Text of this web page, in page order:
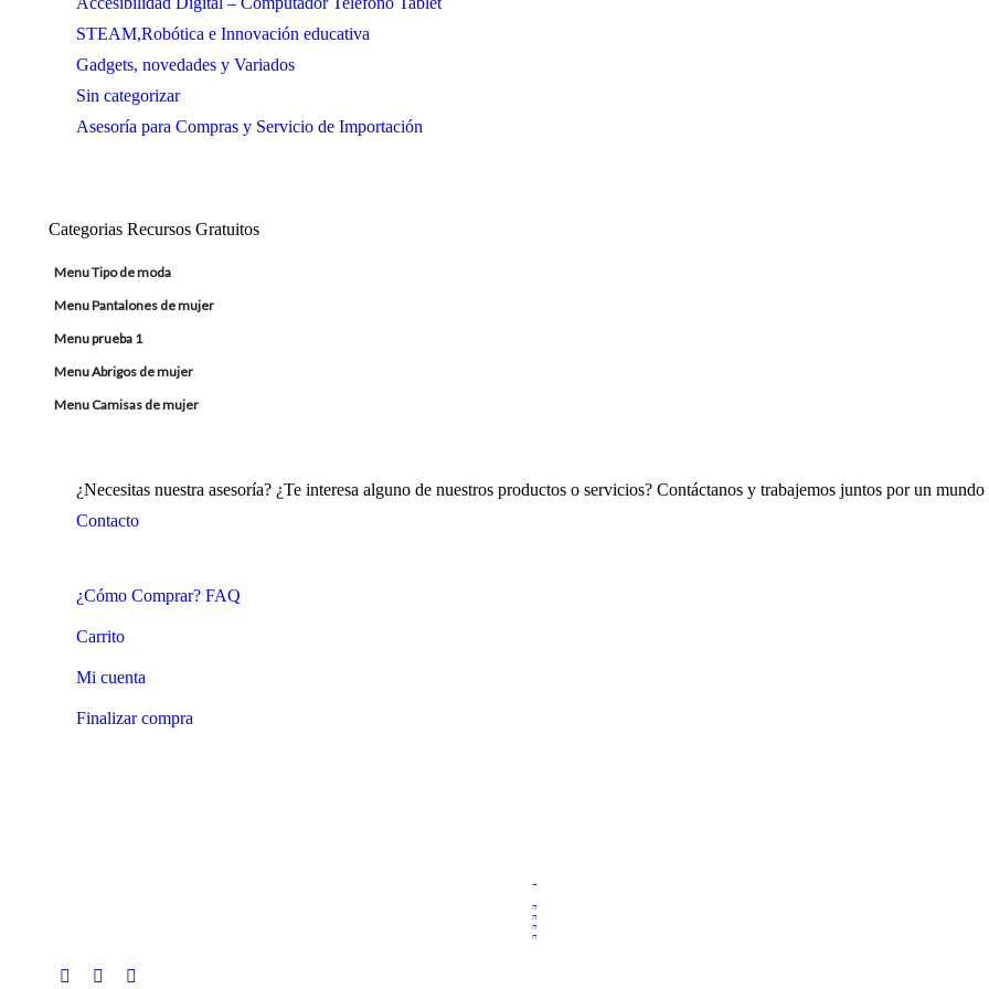
STEAM,Robótica e Innovación educativa
Gadgets, novedades y Variados
Sin categorizar
Asesoría para Compras y Servicio de Importación
Categorias Recursos Gratuitos
Menu Tipo de moda
Menu Pantalones de mujer
Menu prueba 1
Menu Abrigos de mujer
Menu Camisas de mujer
¿Necesitas nuestra asesoría? ¿Te interesa alguno de nuestros productos o servicios? Contáctanos y trabajemos juntos por un
Contacto
¿Cómo Comprar? FAQ
Carrito
Mi cuenta
Finalizar compra